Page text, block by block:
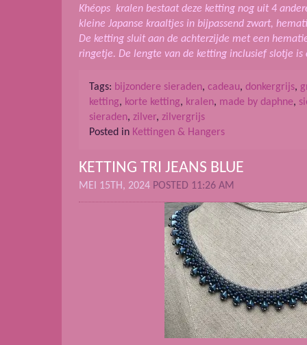
Khéops kralen bestaat deze ketting nog uit 4
kleine Japanse kraaltjes in bijpassend zwart,
De ketting sluit aan de achterzijde met een
ringetje. De lengte van de ketting inclusief slotje is
Tags: bijzondere sieraden, cadeau, donkergrijs,
ketting, korte ketting, kralen, made by daphne,
sieraden, zilver, zilvergrijs
Posted in Kettingen & Hangers
KETTING TRI JEANS BLUE
MEI 15TH, 2024 POSTED 11:26 AM